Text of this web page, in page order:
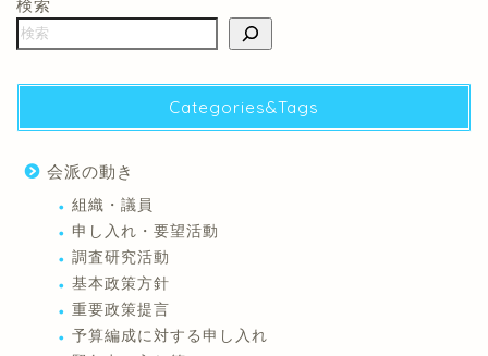
検索
Categories&Tags
会派の動き
組織・議員
申し入れ・要望活動
調査研究活動
基本政策方針
重要政策提言
予算編成に対する申し入れ